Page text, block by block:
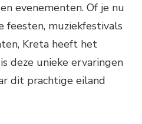
evenementen. Of je nu
muziekfestivals
Kreta heeft het
deze unieke ervaringen
dit prachtige eiland